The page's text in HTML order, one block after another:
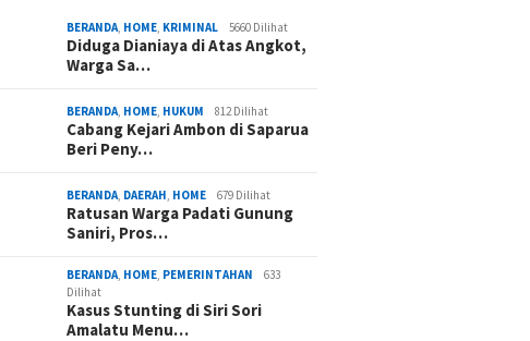
Ratusan Warga Padati
Gunung Saniri, Prosesi
Pembakaran Api Obor
Pattimura Berlangsung
Penyaluran BLT Dana Desa di
Lansia
BERANDA HOME KRIMINAL 5660 Dilihat
Diduga Dianiaya di Atas Angkot,
Warga Sa…
BERANDA HOME HUKUM 812 Dilihat
Cabang Kejari Ambon di Saparua
Beri Peny…
BERANDA DAERAH HOME 679 Dilihat
Ratusan Warga Padati Gunung
Saniri, Pros…
BERANDA HOME PEMERINTAHAN
633
Dilihat
Kasus Stunting di Siri Sori
Amalatu Menu…